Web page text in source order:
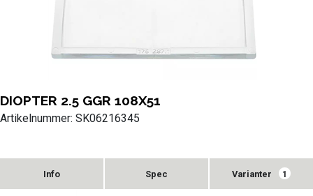
DIOPTER 2.5 GGR 108X51
Artikelnummer: SK06216345
Varianter 1